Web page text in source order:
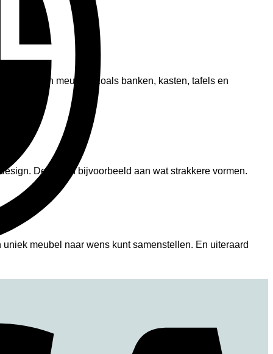
aan meubels zoals banken, kasten, tafels en
Denk dan bijvoorbeeld aan wat strakkere vormen.
meubel naar wens kunt samenstellen. En uiteraard